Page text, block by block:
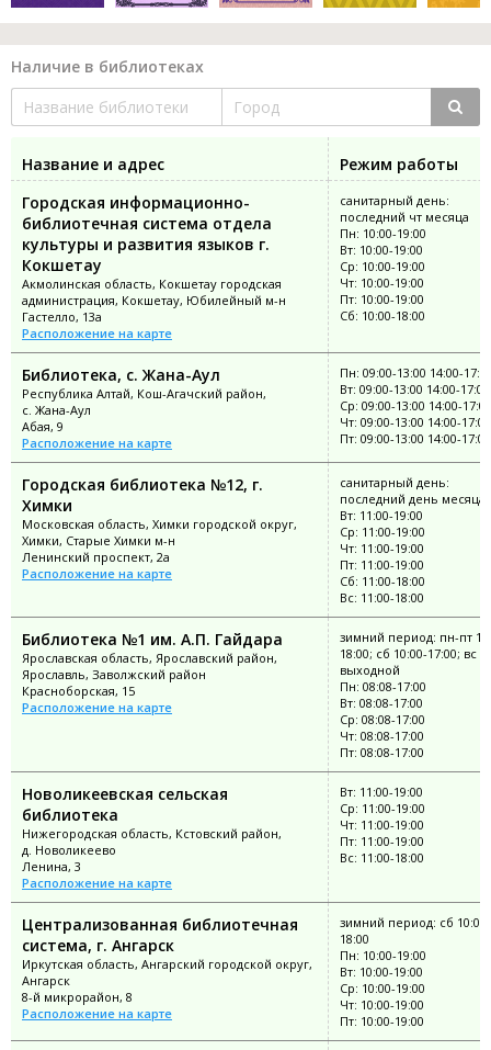
Наличие в библиотеках
Название и адрес
Режим работы
Городская информационно-
библиотечная система отдела
культуры и развития языков г.
Кокшетау
Акмолинская область, Кокшетау городская
администрация, Кокшетау, Юбилейный м-н
Гастелло, 13а
Расположение на карте
санитарный день:
последний чт месяца
Пн: 10:00-19:00
Вт: 10:00-19:00
Ср: 10:00-19:00
Чт: 10:00-19:00
Пт: 10:00-19:00
Сб: 10:00-18:00
Библиотека, с. Жана-Аул
Республика Алтай, Кош-Агачский район,
с. Жана-Аул
Абая, 9
Расположение на карте
Пн: 09:00-13:00 14:00-
Вт: 09:00-13:00 14:00-17:00
Ср: 09:00-13:00 14:00-17:00
Чт: 09:00-13:00 14:00-17:00
Пт: 09:00-13:00 14:00-17:00
Городская библиотека №12, г.
Химки
Московская область, Химки городской округ,
Химки, Старые Химки м-н
Ленинский проспект, 2а
Расположение на карте
санитарный день:
последний день месяца
Вт: 11:00-19:00
Ср: 11:00-19:00
Чт: 11:00-19:00
Пт: 11:00-19:00
Сб: 11:00-18:00
Вс: 11:00-18:00
Библиотека №1 им. А.П. Гайдара
Ярославская область, Ярославский район,
Ярославль, Заволжский район
Красноборская, 15
Расположение на карте
зимний период: пн-пт
18:00; сб 10:00-17:00; вс
выходной
Пн: 08:08-17:00
Вт: 08:08-17:00
Ср: 08:08-17:00
Чт: 08:08-17:00
Пт: 08:08-17:00
Новоликеевская сельская
библиотека
Нижегородская область, Кстовский район,
д. Новоликеево
Ленина, 3
Расположение на карте
Вт: 11:00-19:00
Ср: 11:00-19:00
Чт: 11:00-19:00
Пт: 11:00-19:00
Вс: 11:00-18:00
Централизованная библиотечная
система, г. Ангарск
Иркутская область, Ангарский городской округ,
Ангарск
8-й микрорайон, 8
Расположение на карте
зимний период: сб 10:00-
18:00
Пн: 10:00-19:00
Вт: 10:00-19:00
Ср: 10:00-19:00
Чт: 10:00-19:00
Пт: 10:00-19:00